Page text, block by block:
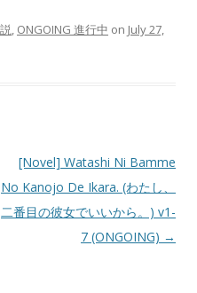
, ONGOING 進行中 on July 27,
[Novel] Watashi Ni Bamme
No Kanojo De Ikara. (わたし、
二番目の彼女でいいから。) v1-
7 (ONGOING) →